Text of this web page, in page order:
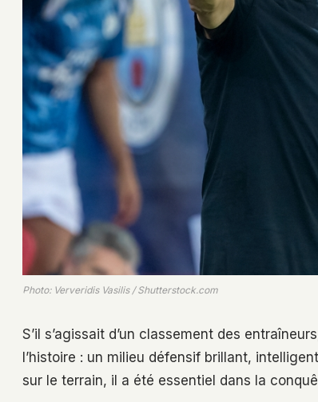
Photo: Ververidis Vasilis / Shutterstock.com
S’il s’agissait d’un classement des
l’histoire : un milieu défensif brillant,
sur le terrain, il a été essentiel dans la